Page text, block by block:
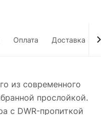
Оплата Доставка
из современного
прослойкой.
с DWR-пропиткой